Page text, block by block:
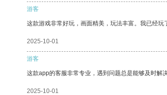
游客
这款游戏非常好玩，画面精美，玩法丰富。我已经玩
2025-10-01
游客
这款app的客服非常专业，遇到问题总是能够及时解
2025-10-01